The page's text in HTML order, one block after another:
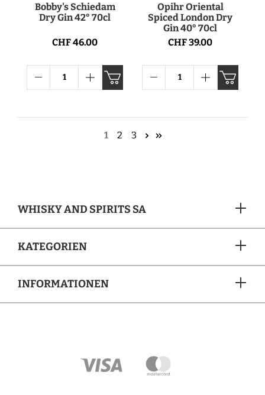
Bobby's Schiedam
Dry Gin 42° 70cl
CHF 46.00
Opihr Oriental
Spiced London Dry
Gin 40° 70cl
CHF 39.00
1 2 3
WHISKY AND SPIRITS SA
KATEGORIEN
INFORMATIONEN